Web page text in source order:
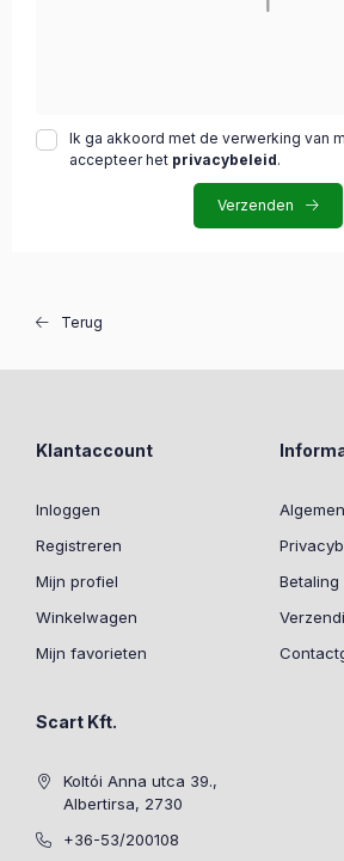
Ik ga akkoord met de verwerking van
accepteer het privacybeleid.
Verzenden
Terug
Klantaccount
Inloggen
Registreren
Mijn profiel
Winkelwagen
Mijn favorieten
Betaling
Scart Kft.
Koltói Anna utca 39.,
Albertirsa, 2730
+36-53/200108